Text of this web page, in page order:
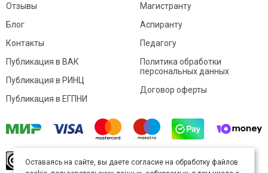
Отзывы
Блог
Контакты
Магистранту
Аспиранту
Педагогу
Публикация в ВАК
Публикация в РИНЦ
Публикация в ЕГПНИ
Политика обработки
персональных данных
Договор оферты
произведение доступно полицензии Creative
Оставаясь на сайте, вы даете согласие на обработку файлов